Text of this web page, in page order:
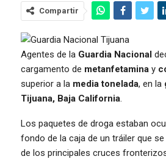
Compartir
Agentes de la Guardia Nacional
cargamento de metanfetamina y
superior a la media tonelada, en la
Tijuana, Baja California
Los paquetes de droga estaban
fondo de la caja de un tráiler que
de los principales cruces